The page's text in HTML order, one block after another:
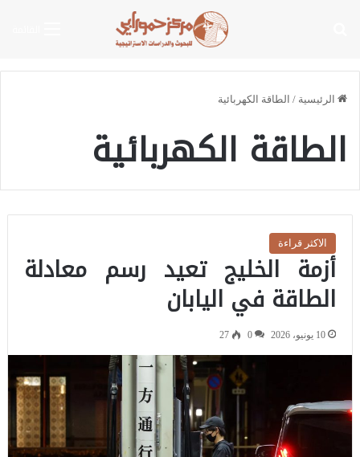
الرئيسية / الطاقة الكهربائية
الطاقة الكهربائية
الاكثر قراءة
أزمة الخليج تعيد رسم معادلة
الطاقة في اليابان
10 يونيو، 2026 0
27